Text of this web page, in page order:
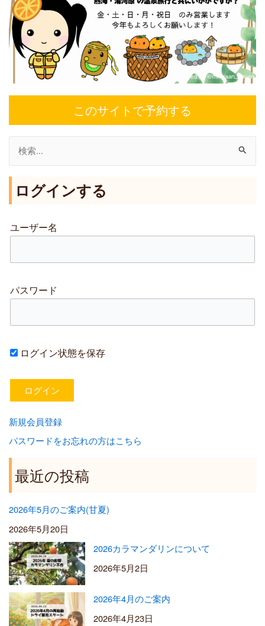
このサイトで予約する
索
象
ログインする
ユーザー名
パスワード
ログイン状態を保存
新規会員登録
パスワードをお忘れの方はこちら
最近の投稿
2026年5月のご案内(甘夏)
2026年5月20日
2026カラマンダリンについて
2026年5月2日
2026年4月のご案内
2026年4月23日